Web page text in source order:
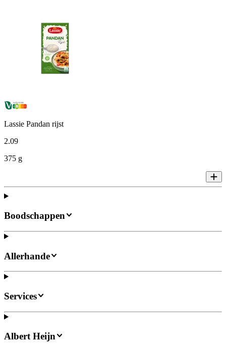
Lassie Pandan rijst
2.09
375 g
Boodschappen
Allerhande
Services
Albert Heijn